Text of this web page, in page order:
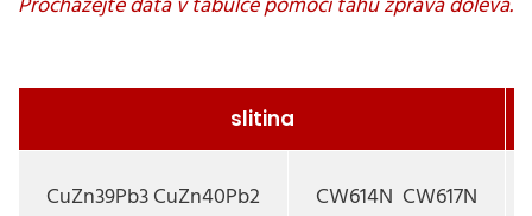
slitina
CuZn39Pb3 CuZn40Pb2 CW614N CW617N